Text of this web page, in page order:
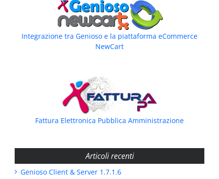
Integrazione tra Genioso e la piattaforma eCommerce
NewCart
Fattura Elettronica Pubblica Amministrazione
Articoli recenti
Genioso Client & Server 1.7.1.6